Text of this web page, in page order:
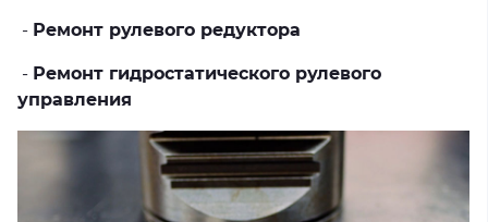
- Ремонт рулевого редуктора
- Ремонт гидростатического рулевого
управления